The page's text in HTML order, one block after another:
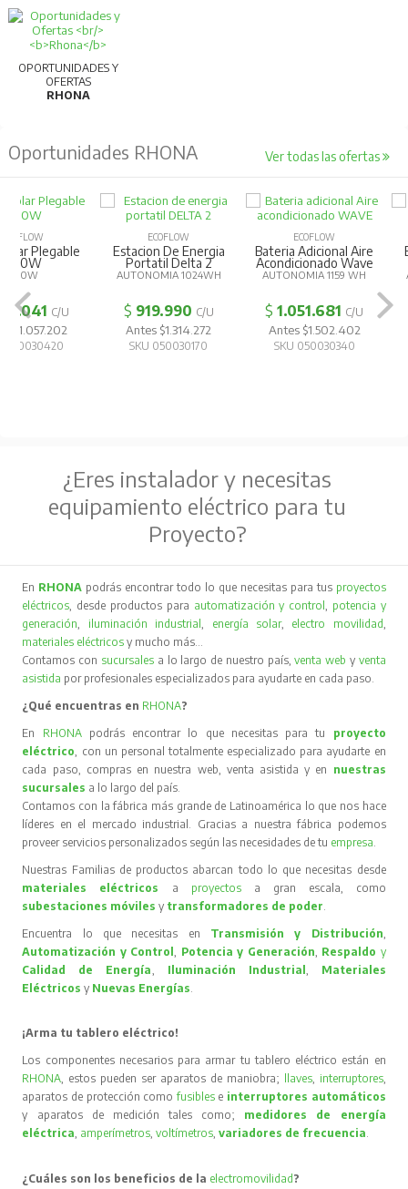
Para más información, consultar la ficha
técnica.
OPORTUNIDADES Y
OFERTAS
RHONA
Oportunidades RHONA Ver todas las ofertas
Bateria Adicional Aire
Acondicionado Wave
AUTONOMIA 1159 WH
$1.051.681 C/U
Antes $1.502.402
SKU 050030340
Estación De Energía
Portatil Delta 3
AUTONOMÍA 1024WH/
$1.152.356 C/U
Antes $1.646.223
SKU 050030150
ECOFLOW
Bateria
Refrigerador
Glacier
AUTONOMIA
$
Antes
¿Eres instalador y necesitas
equipamiento eléctrico para tu
Proyecto?
En RHONA podrás encontrar todo lo que necesitas para tus proyectos
eléctricos, desde productos para automatización y control, potencia y
generación, iluminación industrial, energía solar, electro movilidad,
materiales eléctricos y mucho más…
Contamos con sucursales a lo largo de nuestro país,venta web y venta
asistida por profesionales especializados para ayudarte en cada paso.
¿Qué encuentras en RHONA?
En RHONA podrás encontrar lo que necesitas para tu proyecto
eléctrico, con un personal totalmente especializado para ayudarte en
cada paso, compras en nuestra web, venta asistida y en nuestras
sucursales a lo largo del país.
Contamos con la fábrica más grande de Latinoamérica lo que nos hace
líderes en el mercado industrial. Gracias a nuestra fábrica podemos
proveer servicios personalizados según las necesidades de tu empresa.
Nuestras Familias de productos abarcan todo lo que necesitas desde
materiales eléctricos
a proyectos
a gran escala, como
subestaciones móvilesy transformadores de poder.
Encuentra lo que necesitas en Transmisión y Distribución,
Automatización y Control, Potencia y Generación, Respaldo y
Calidad de Energía, Iluminación Industrial , Materiales
Eléctricos y Nuevas Energías.
¡Arma tu tablero eléctrico!
Los componentes necesarios para armar tu tablero eléctrico están en
RHONA, estos pueden ser aparatos de maniobra; llaves, interruptores,
aparatos de protección comofusibles e interruptores automáticos
y aparatos de medición tales como; medidores de energía
eléctrica, amperímetros,voltímetros,variadores de frecuencia.
¿Cuáles son los beneficios de la electromovilidad ?